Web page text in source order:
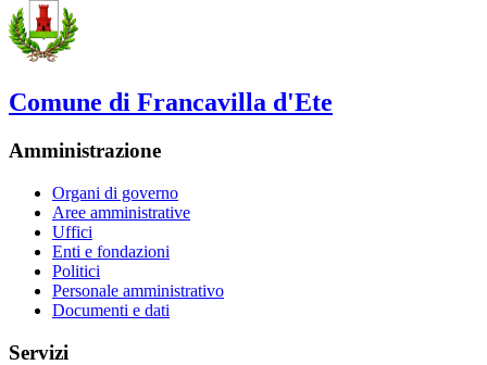
Comune di Francavilla d'Ete
Amministrazione
Organi di governo
Aree amministrative
Uffici
Enti e fondazioni
Politici
Personale amministrativo
Documenti e dati
Servizi